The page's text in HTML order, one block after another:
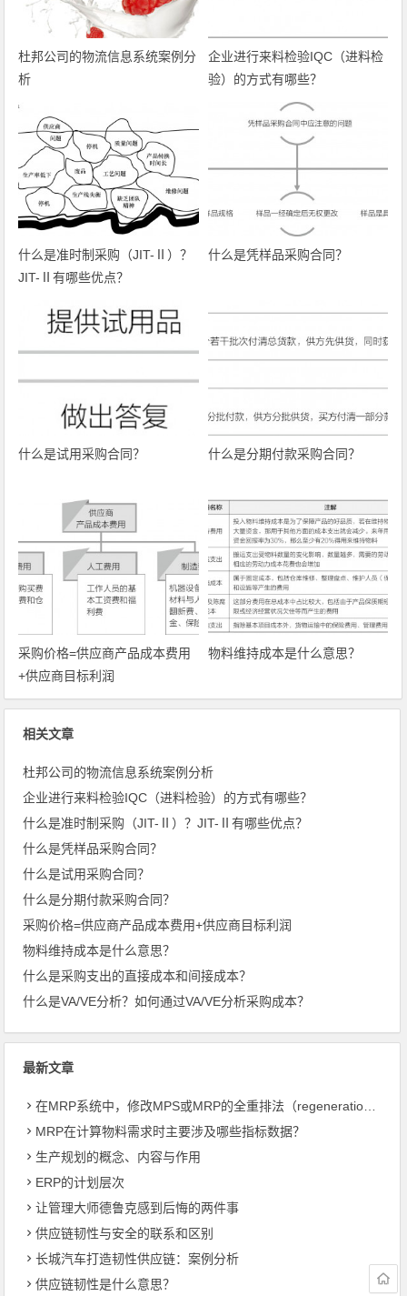
杜邦公司的物流信息系统案例分
析
企业进行来料检验IQC（进料检
验）的方式有哪些？
什么是准时制采购（JIT-Ⅱ）？
JIT-Ⅱ有哪些优点？
什么是凭样品采购合同？
什么是试用采购合同？ 什么是分期付款采购合同？
采购价格=供应商产品成本费用
+供应商目标利润
物料维持成本是什么意思？
相关文章
杜邦公司的物流信息系统案例分析
企业进行来料检验IQC（进料检验）的方式有哪些？
什么是准时制采购（JIT-Ⅱ）？JIT-Ⅱ有哪些优点？
什么是凭样品采购合同？
什么是试用采购合同？
什么是分期付款采购合同？
采购价格=供应商产品成本费用+供应商目标利润
物料维持成本是什么意思？
什么是采购支出的直接成本和间接成本？
什么是VA/VE分析？如何通过VA/VE分析采购成本？
最新文章
在MRP系统中，修改MPS或MRP的全重排法（regeneration）和净改变法？
MRP在计算物料需求时主要涉及哪些指标数据？
生产规划的概念、内容与作用
ERP的计划层次
让管理大师德鲁克感到后悔的两件事
供应链韧性与安全的联系和区别
长城汽车打造韧性供应链：案例分析
供应链韧性是什么意思？